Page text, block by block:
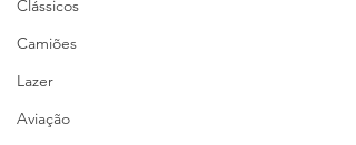
Clássicos
Camiões
Lazer
Aviação